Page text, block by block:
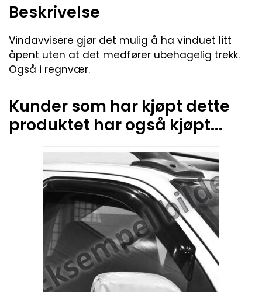
Beskrivelse
Vindavvisere gjør det mulig å ha vinduet litt
åpent uten at det medfører ubehagelig trekk.
Også i regnvær.
Kunder som har kjøpt dette
produktet har også kjøpt...